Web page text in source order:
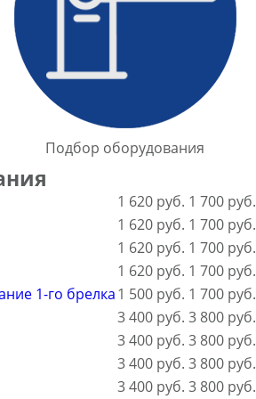
Подбор оборудования
1 620 руб. 1 700 руб.
1 620 руб. 1 700 руб.
1 620 руб. 1 700 руб.
1 620 руб. 1 700 руб.
1-го брелка1 500 руб. 1 700 руб.
3 400 руб. 3 800 руб.
3 400 руб. 3 800 руб.
3 400 руб. 3 800 руб.
3 400 руб. 3 800 руб.